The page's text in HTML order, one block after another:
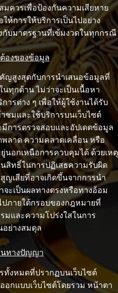
ควรเพื่อป้องกันความเสียหาย
ห้การให้บริการเป็นไปอย่าง
กับมาตรฐานที่เข้มงวดในทุกกรณี
องของข้อมูล
คัญสูงสุดกับการนำเสนอข้อมูลที่
ทุกด้าน ไม่ว่าจะเป็นเนื้อหา
ารต่าง ๆ เพื่อให้ผู้ใช้งานได้รับ
ชมและใช้บริการบนเว็บไซต์
มีการตรวจสอบและอัปเดตข้อมูล
พลาด ความคลาดเคลื่อน หรือ
นอกเหนือการควบคุมได้ ด้วยเหตุ
นสิทธิ์ในการปฏิเสธความรับผิด
ญเสียที่อาจเกิดขึ้นจากการนำ
ะเป็นผลทางตรงหรือทางอ้อม
ปภายใต้กรอบของกฎหมายที่
มและความโปร่งใสในการ
ย่างสมดุล
นทางปัญญา
ทั้งหมดที่ปรากฏบนเว็บไซต์
ออกแบบเว็บไซต์โดยรวม หน้าตา